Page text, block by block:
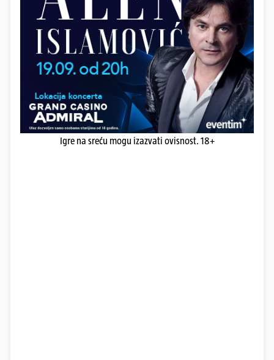
Igre na sreću mogu izazvati ovisnost. 18+